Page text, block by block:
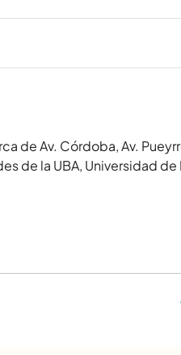
de Av. Córdoba, Av.
de la UBA, Universidad de